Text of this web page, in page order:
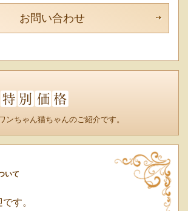
お問い合わせ
ンちゃん猫ちゃんのご紹介です。
いて
す。